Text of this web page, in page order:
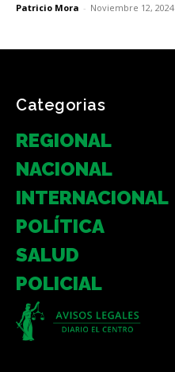
Patricio Mora - Noviembre 12, 2024
Categorias
REGIONAL
NACIONAL
INTERNACIONAL
POLÍTICA
SALUD
POLICIAL